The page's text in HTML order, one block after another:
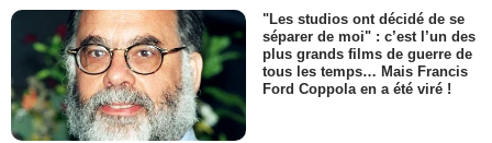
"Les studios ont décidé de se
séparer de moi" : c’est l’un des
plus grands films de guerre de
tous les temps… Mais Francis
Ford Coppola en a été viré !